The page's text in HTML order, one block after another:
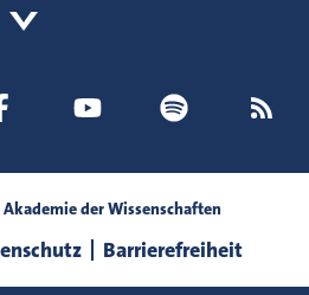
der Wissenschaften
Barrierefreiheit